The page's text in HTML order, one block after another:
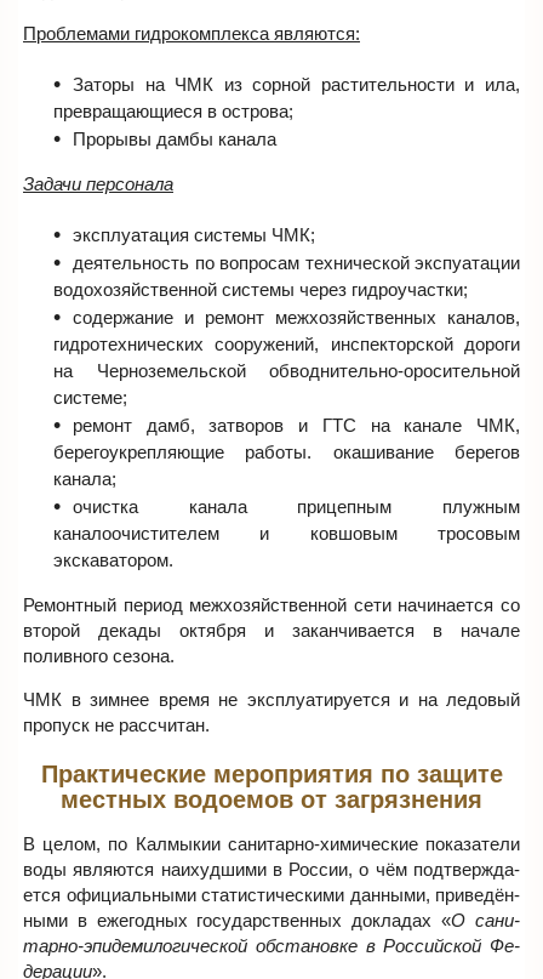
Проблемами гидрокомплекса являются:
Заторы на ЧМК из сорной растительности и ила,
превращающиеся в острова;
Прорывы дамбы канала
Задачи персонала
эксплуатация системы ЧМК;
деятельность по вопросам технической экспуатации
водохозяйственной системы через гидроучастки;
содержание и ремонт межхозяйственных каналов,
гидротехнических сооружений, инспекторской дороги
на Черноземельской обводнительно-оросительной
системе;
ремонт дамб, затворов и ГТС на канале ЧМК,
берегоукрепляющие работы. окашивание берегов
канала;
очистка канала прицепным плужным
каналоочистителем и ковшовым тросовым
экскаватором.
Ремонтный период межхозяйственной сети начинается со
второй декады октября и заканчивается в начале
поливного сезона.
ЧМК в зимнее время не эксплуатируется и на ледовый
пропуск не рассчитан.
Практические мероприятия по защите
местных водоемов от загрязнения
В целом, по Кал­мы­кии са­ни­тар­но-хи­ми­че­ские по­ка­за­те­ли
воды яв­ля­ют­ся наи­худ­ши­ми в Рос­сии, о чём под­твер­жда­
ет­ся офи­ци­аль­ны­ми ста­ти­сти­че­ски­ми дан­ны­ми, при­ве­дён­
ны­ми в ежегодных го­су­дар­ствен­ных до­кла­дах «О са­ни­
тар­но-эпи­де­ми­ло­ги­че­ской об­ста­нов­ке в Рос­сий­ской Фе­
де­ра­ции».